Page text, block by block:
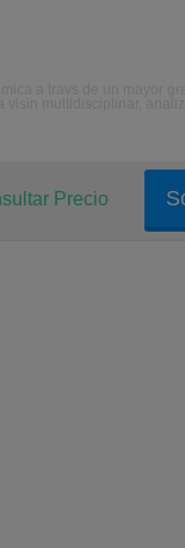
Precio